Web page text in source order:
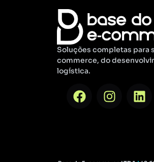
Soluções completas para
commerce, do
logística.